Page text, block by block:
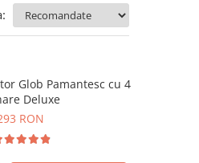
Glob Pamantesc cu 4
Deluxe
RON